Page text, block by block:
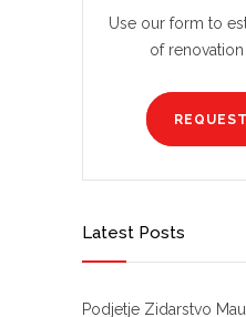
Use our form to
of
Latest Posts
Podjetje Zidarstvo